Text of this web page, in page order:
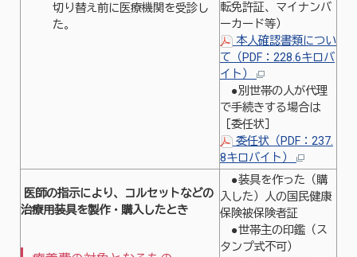
切り替え前に医療機関を受診し
た。
転免許証、マイナンバ
ーカード等）
本人確認書類につい
て（PDF：228.6キロバ
イト）
●別世帯の人が代理
で手続きする場合は
［委任状］
委任状（PDF：237.
8キロバイト）
医師の指示により、コルセットなどの
治療用装具を製作・購入したとき
●装具を作った（購
入した）人の国民健康
保険被保険者証
●世帯主の印鑑（ス
タンプ式不可）